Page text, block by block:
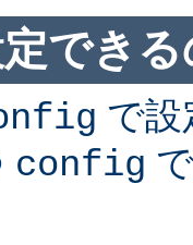
でき
で設
config